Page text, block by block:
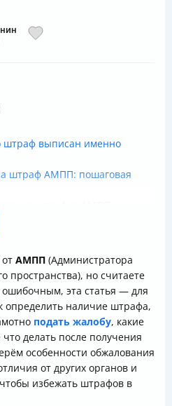
штраф выписан именно
штраф АМПП: пошаговая
жалобы?
чтобы избежать штрафов от
АМПП (Администратора
пространства), но считаете
эта статья — для
определить наличие штрафа,
подать жалобу, какие
делать после получения
особенности обжалования
от других органов и
избежать штрафов в